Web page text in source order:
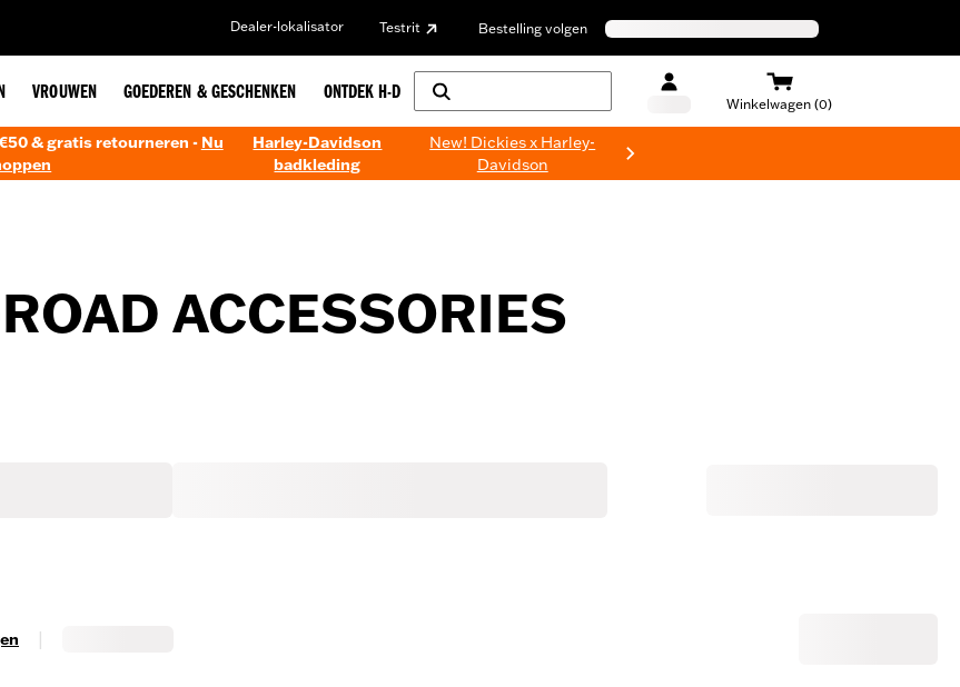
Dealer-lokalisator Testrit Bestelling volgen
VROUWEN GOEDEREN & GESCHENKEN ONTDEK H-D
Winkelwagen (0)
& gratis retourneren - Nu
Harley-Davidson
badkleding
New! Dickies x Harley-
Davidson
ACCESSORIES